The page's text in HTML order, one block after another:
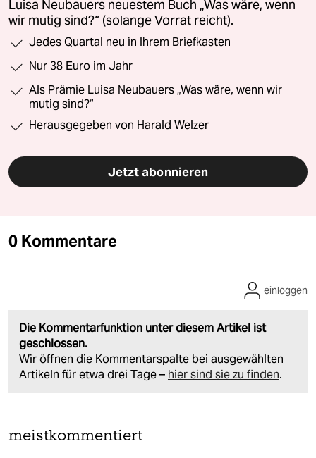
Luisa Neubauers neuestem Buch „Was wäre, wenn
wir mutig sind?“ (solange Vorrat reicht).
Jedes Quartal neu in Ihrem Briefkasten
Nur 38 Euro im Jahr
Als Prämie Luisa Neubauers „Was wäre, wenn wir
mutig sind?“
Herausgegeben von Harald Welzer
Jetzt abonnieren
0 Kommentare
Die Kommentarfunktion unter diesem Artikel ist
geschlossen.
Wir öffnen die Kommentarspalte bei ausgewählten
Artikeln für etwa drei Tage – hier sind sie zu finden.
einloggen
meistkommentiert